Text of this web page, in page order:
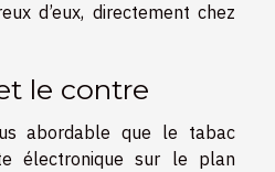
d’eux, directement chez
le contre
abordable que le tabac
électronique sur le plan